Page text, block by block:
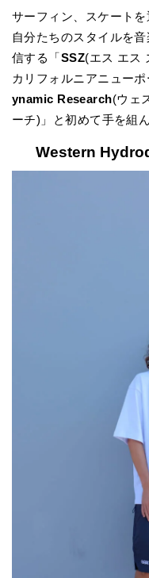
サーフィン、スケート
自分たちのスタイルを
信する「SSZ(エス エス
カリフォルニアニュー
ynamic Research(ウェ
ーチ)」と初めて手を組
Western